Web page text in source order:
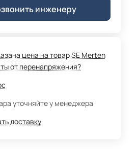
инженеру
цена на товар SE Merten
от перенапряжения?
уточняйте у менеджера
доставку